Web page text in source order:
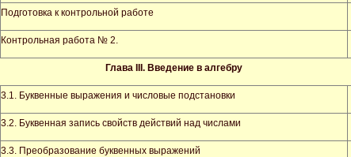
Подготовка к контрольной работе
Контрольная работа № 2.
Глава . Введение в алгебру
3.1. Буквенные выражения и числовые подстановки
3.2. Буквенная запись свойств действий над числами
3.3. Преобразование буквенных выражений